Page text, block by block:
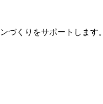
づくりをサポートします。